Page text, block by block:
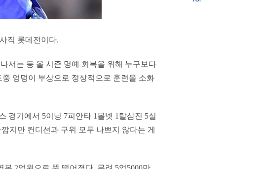
직 롯데전이다.
서는 등 올 시즌 명예 회복을 위해 누구보다
엉덩이 부상으로 정상적으로 훈련을 소화
경기에서 5이닝 7피안타 1볼넷 1탈삼진 5실
지만 컨디션과 구위 모두 나쁘지 않다는 게